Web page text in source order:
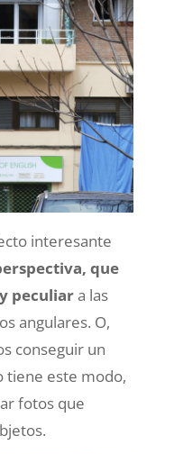
interesante
que
peculiara las
angulares. O,
conseguir un
tiene este modo,
fotos que